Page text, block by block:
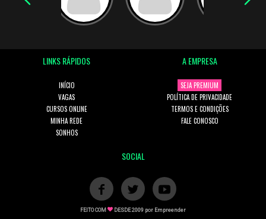
LINKS RÁPIDOS
INÍCIO
VAGAS
CURSOS ONLINE
MINHA REDE
SONHOS
A EMPRESA
SEJA PREMIUM
POLÍTICA DE PRIVACIDADE
TERMOS E CONDIÇÕES
FALE CONOSCO
SOCIAL
FEITO COM DESDE 2009 por Empreender